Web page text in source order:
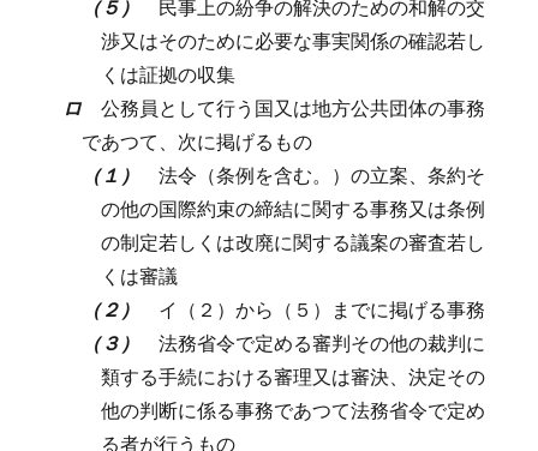
（５） 民事上の紛争の解決のための和解の交
渉又はそのために必要な事実関係の確認若し
くは証拠の収集
ロ 公務員として行う国又は地方公共団体の事務
であつて、次に掲げるもの
（１） 法令（条例を含む。）の立案、条約そ
の他の国際約束の締結に関する事務又は条例
の制定若しくは改廃に関する議案の審査若し
くは審議
（２） イ（２）から（５）までに掲げる事務
（３） 法務省令で定める審判その他の裁判に
類する手続における審理又は審決、決定その
他の判断に係る事務であつて法務省令で定め
る者が行うもの